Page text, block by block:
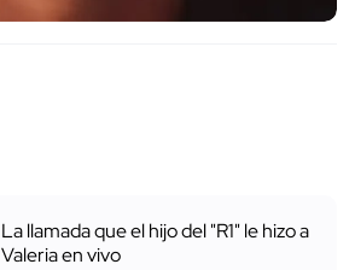
La llamada que el hijo del "R1" le hizo a
Valeria en vivo